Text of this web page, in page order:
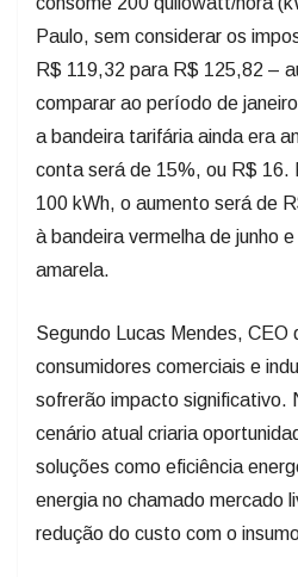
Paulo, sem considerar os
R$ 119,32 para R$ 125,82 –
comparar ao período de
a bandeira tarifária ainda era
conta será de 15%, ou R$ 16.
100 kWh, o aumento será de
à bandeira vermelha de junho
amarela.
Segundo Lucas Mendes, CEO
consumidores comerciais e
sofrerão impacto significativo.
cenário atual criaria
soluções como eficiência
energia no chamado mercado
redução do custo com o